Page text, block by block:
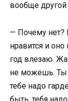
вообще
— Почему нет?
нравится и
год влезаю.
не можешь. Ты
тебе надо
быть, тебя